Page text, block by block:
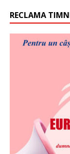
RECLAMA